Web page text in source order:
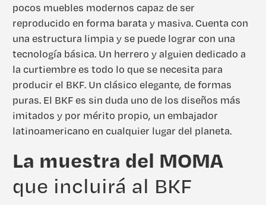
pocos muebles modernos capaz de ser
reproducido en forma barata y masiva. Cuenta con
una estructura limpia y se puede lograr con una
tecnología básica. Un herrero y alguien dedicado a
la curtiembre es todo lo que se necesita para
producir el BKF. Un clásico elegante, de formas
puras. El BKF es sin duda uno de los diseños más
imitados y por mérito propio, un embajador
latinoamericano en cualquier lugar del planeta.
La muestra del MOMA
que incluirá al BKF